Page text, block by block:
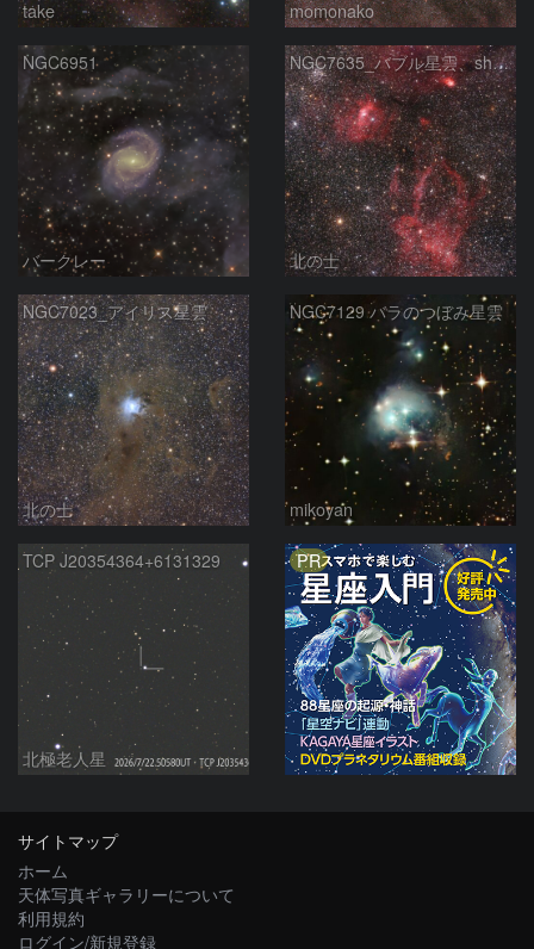
take momonako
NGC6951
バークレー
NGC7635_バブル星雲、sh2-157_くわがた星雲
北の士
NGC7023_アイリス星雲
北の士
NGC7129 バラのつぼみ星雲
mikoyan
TCP J20354364+6131329
北極老人星
PR
サイトマップ
ホーム
天体写真ギャラリーについて
利用規約
ログイン/新規登録